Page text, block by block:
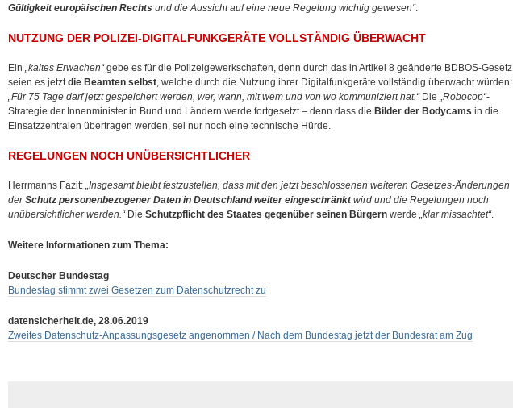
Gültigkeit europäischen Rechts und die Aussicht auf eine neue Regelung wichtig gewesen“.
NUTZUNG DER POLIZEI-DIGITALFUNKGERÄTE VOLLSTÄNDIG ÜBERWACHT
Ein „kaltes Erwachen“gebe es für die Polizeigewerkschaften, denn durch das in Artikel 8 geänderte BDBOS-Gesetz
seien es jetztdie Beamten selbst, welche durch die Nutzung ihrer Digitalfunkgeräte vollständig überwacht würden:
„Für 75 Tage darf jetzt gespeichert werden, wer, wann, mit wem und von wo kommuniziert hat.“Die „Robocop“-
Strategie der Innenminister in Bund und Ländern werde fortgesetzt – denn dass die Bilder der Bodycams in die
Einsatzzentralen übertragen werden, sei nur noch eine technische Hürde.
REGELUNGEN NOCH UNÜBERSICHTLICHER
Herrmanns Fazit: „Insgesamt bleibt festzustellen, dass mit den jetzt beschlossenen weiteren Gesetzes-Änderungen
derSchutz personenbezogener Daten in Deutschland weiter eingeschränktwird und die Regelungen noch
unübersichtlicher werden.“ Die Schutzpflicht des Staates gegenüber seinen Bürgern werde „klar missachtet“.
Weitere Informationen zum Thema:
Deutscher Bundestag
Bundestag stimmt zwei Gesetzen zum Datenschutzrecht zu
datensicherheit.de, 28.06.2019
Zweites Datenschutz-Anpassungsgesetz angenommen / Nach dem Bundestag jetzt der Bundesrat am Zug